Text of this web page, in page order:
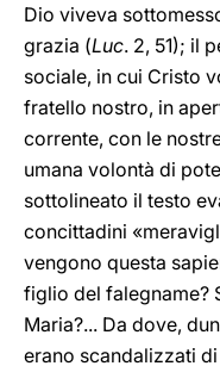
Dio viveva
grazia (Luc. 2, 51); il
sociale, in cui Cristo
fratello nostro, in
corrente, con le
umana volontà di
sottolineato il testo
concittadini
vengono questa
figlio del falegname?
Maria?... Da dove,
erano scandalizzati